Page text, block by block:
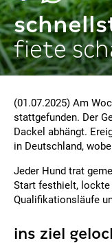
fiete
(01.07.2025) Am
stattgefunden. Der
Dackel abhängt.
in Deutschland,
Jeder Hund trat
Start festhielt, lockte
Qualifikationsläufe
ins ziel